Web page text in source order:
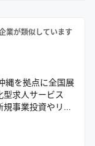
業が類似しています
縄を拠点に全国展
求人サービス
規事業投資やリモ
性を引き出し日